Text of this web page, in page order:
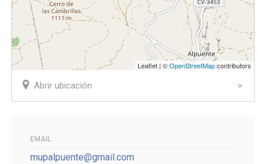
Leaflet | ©OpenStreetMapcontributors
Abrir ubicación
EMAIL
mupalpuente@gmail.com